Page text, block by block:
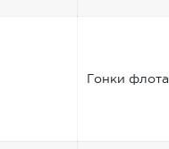
Гонки флота